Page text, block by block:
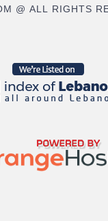
@ ALL RIGHTS